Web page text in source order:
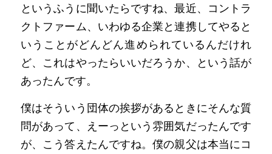
というふうに聞いたらですね、最近、コントラ
クトファーム、いわゆる企業と連携してやると
いうことがどんどん進められているんだけれ
ど、これはやったらいいだろうか、という話が
あったんです。
僕はそういう団体の挨拶があるときにそんな質
問があって、えーっという雰囲気だったんです
が、こう答えたんですね。僕の親父は本当にコ